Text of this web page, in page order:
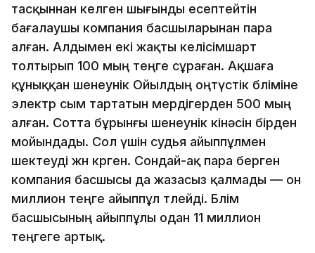
тасқыннан келген шығынды есептейтін
бағалаушы компания басшыларынан пара
алған. Алдымен екі жақты келісімшарт
толтырып 100 мың теңге сұраған. Ақшаға
құныққан шенеунік Ойылдың оңтүстік бөліміне
электр сым тартатын мердігерден 500 мың
алған. Сотта бұрынғы шенеунік кінәсін бірден
мойындады. Сол үшін судья айыппұлмен
шектеуді жөн көрген. Сондай-ақ пара берген
компания басшысы да жазасыз қалмады — он
миллион теңге айыппұл төлейді. Бөлім
басшысының айыппұлы одан 11 миллион
теңгеге артық.